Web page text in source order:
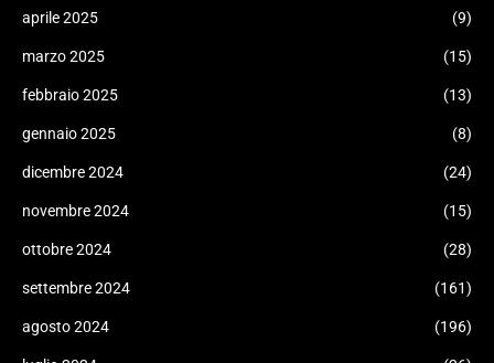
aprile 2025 (9)
marzo 2025 (15)
febbraio 2025 (13)
gennaio 2025 (8)
dicembre 2024 (24)
novembre 2024 (15)
ottobre 2024 (28)
settembre 2024 (161)
agosto 2024 (196)